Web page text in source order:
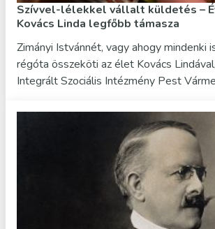
Szívvel-lélekkel vállalt küldetés –
Kovács Linda legfőbb támasza
Zimányi Istvánnét, vagy ahogy mindenki
régóta összeköti az élet Kovács
Integrált Szociális Intézmény Pest